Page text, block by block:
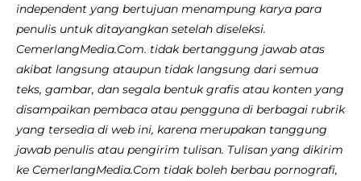
independent yang bertujuan menampung karya para
penulis untuk ditayangkan setelah diseleksi.
CemerlangMedia.Com. tidak bertanggung jawab atas
akibat langsung ataupun tidak langsung dari semua
teks, gambar, dan segala bentuk grafis atau konten yang
disampaikan pembaca atau pengguna di berbagai rubrik
yang tersedia di web ini, karena merupakan tanggung
jawab penulis atau pengirim tulisan. Tulisan yang dikirim
ke CemerlangMedia.Com tidak boleh berbau pornografi,